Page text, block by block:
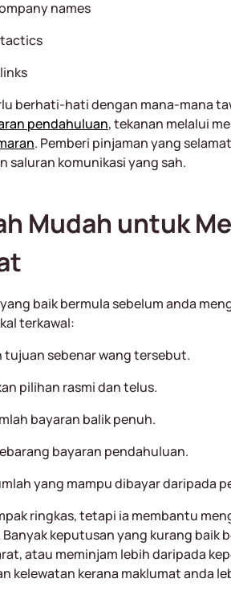
names
tactics
berhati-hati dengan mana-mana
pendahuluan, tekanan melalui
. Pemberi pinjaman yang
saluran komunikasi yang sah.
Mudah untuk
baik bermula sebelum anda
terkawal:
tujuan sebenar wang tersebut.
pilihan rasmi dan telus.
bayaran balik penuh.
bayaran pendahuluan.
yang mampu dibayar daripada
ringkas, tetapi ia membantu
Banyak keputusan yang kurang baik
atau meminjam lebih daripada
kelewatan kerana maklumat anda